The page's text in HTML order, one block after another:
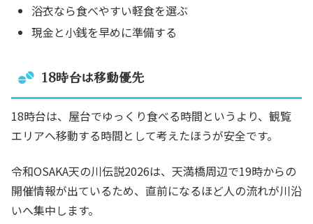
浴衣なら食べやすい軽食を選ぶ
現金と小銭を早めに準備する
18時台は移動優先
18時台は、屋台でゆっくり食べる時間というより、観覧
エリアへ移動する時間として考えたほうが安全です。
令和OSAKA天の川伝説2026は、天満橋周辺で19時からの
開催情報が出ているため、直前になるほど人の流れが川沿
いへ集中します。